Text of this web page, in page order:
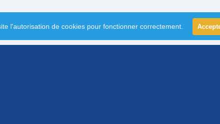
l'autorisation de cookies pour fonctionner correctement.